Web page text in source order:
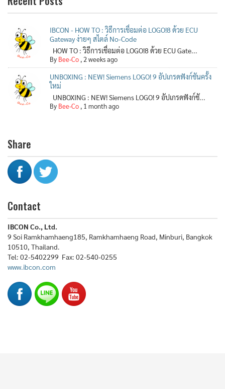
IBCON - HOW TO : วิธีการเชื่อมต่อ LOGO!8 ด้วย ECU
Gateway ง่ายๆ สไตล์ No-Code
HOW TO : วิธีการเชื่อมต่อ LOGO!8 ด้วย ECU Gate...
By Bee-Co ,2 weeks ago
UNBOXING : NEW! Siemens LOGO! 9 อัปเกรดฟังก์ชันครั้ง
ใหม่
UNBOXING : NEW! Siemens LOGO! 9 อัปเกรดฟังก์ชั...
By Bee-Co , 1 month ago
Share
Contact
IBCON Co., Ltd.
9 Soi Ramkhamhaeng185, Ramkhamhaeng Road, Minburi, Bangkok
10510, Thailand.
Tel: 02-5402299 Fax: 02-540-0255
www.ibcon.com